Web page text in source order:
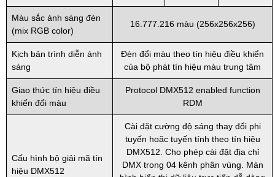
Màu sắc ánh sáng đèn
(mix RGB color)
16.777.216 màu (256x256x256)
Kịch bản trình diễn ánh
sáng
Đèn đổi màu theo tín hiệu điều khiển
của bộ phát tín hiệu màu trung tâm
Giao thức tín hiệu điều
khiển đổi màu
Protocol DMX512 enabled function
RDM
Cấu hình bộ giải mã tín
hiệu DMX512
Cài đặt cường độ sáng thay đổi phi
tuyến hoặc tuyến tính theo tín hiệu
DMX512. Cho phép cài đặt địa chỉ
DMX trong 04 kênh phân vùng. Màn